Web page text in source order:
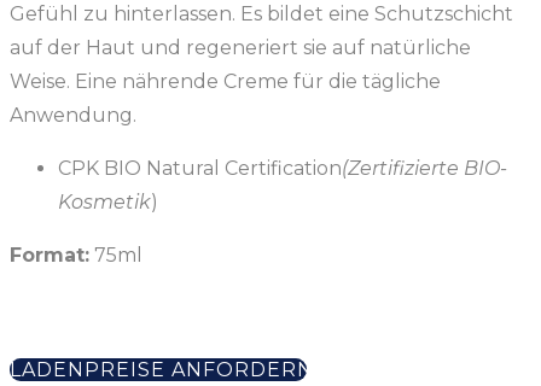
Gefühl zu hinterlassen. Es bildet eine Schutzschicht
auf der Haut und regeneriert sie auf natürliche
Weise. Eine nährende Creme für die tägliche
Anwendung.
CPK BIO Natural Certification(Zertifizierte BIO-
Kosmetik)
Format: 75ml
LADENPREISE ANFORDERN